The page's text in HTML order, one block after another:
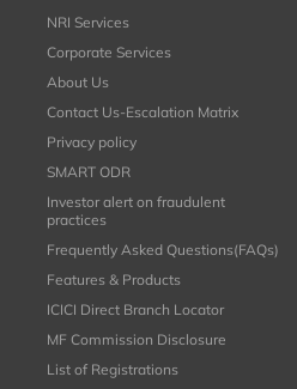
NRI Services
Corporate Services
About Us
Contact Us-Escalation Matrix
Privacy policy
SMART ODR
Investor alert on fraudulent
practices
Frequently Asked Questions(FAQs)
Features & Products
ICICI Direct Branch Locator
MF Commission Disclosure
List of Registrations